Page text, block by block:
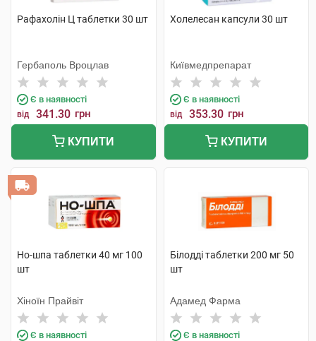
Рафахолін Ц таблетки 30 шт
Гербаполь Вроцлав
Є в наявності
від 341.30 грн
КУПИТИ
Холелесан капсули 30 шт
Київмедпрепарат
Є в наявності
від 353.30 грн
КУПИТИ
Но-шпа таблетки 40 мг 100
шт
Хіноїн Прайвіт
Є в наявності
Білодді таблетки 200 мг 50
шт
Адамед Фарма
Є в наявності